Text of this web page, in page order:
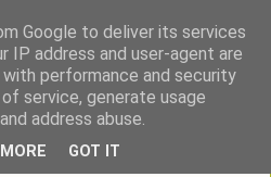
Google to deliver its services
IP address and user-agent are
performance and security
service, generate usage
address abuse.
GOT IT